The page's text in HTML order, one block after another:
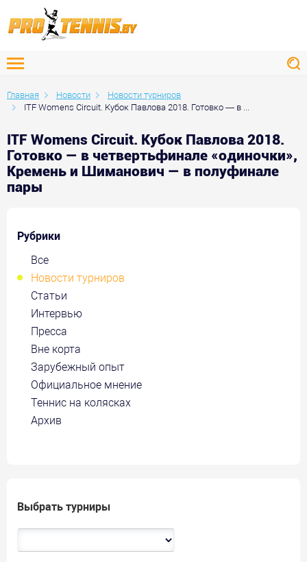
Главная Новости
Новости турниров
ITF Womens Circuit. Кубок Павлова 2018. Готовко — в ...
ITF Womens Circuit. Кубок Павлова 2018.
Готовко — в четвертьфинале «одиночки»,
Кремень и Шиманович — в полуфинале
пары
Рубрики
Все
Новости турниров
Статьи
Интервью
Пресса
Вне корта
Зарубежный опыт
Официальное мнение
Теннис на колясках
Архив
Выбрать турниры